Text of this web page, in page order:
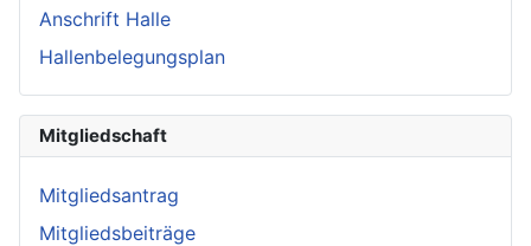
Anschrift Halle
Hallenbelegungsplan
Mitgliedschaft
Mitgliedsantrag
Mitgliedsbeiträge